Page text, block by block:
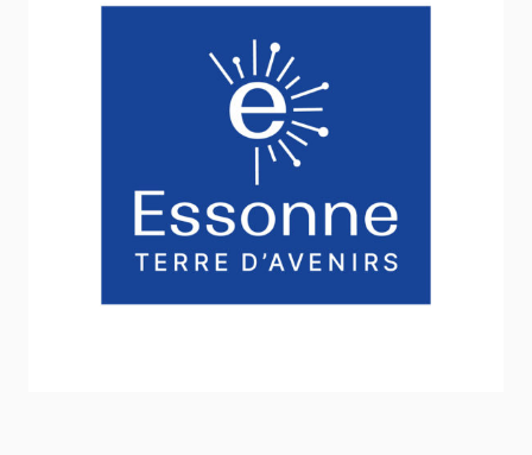
Conseil départemental de l’Essonne
Stratégie et politique